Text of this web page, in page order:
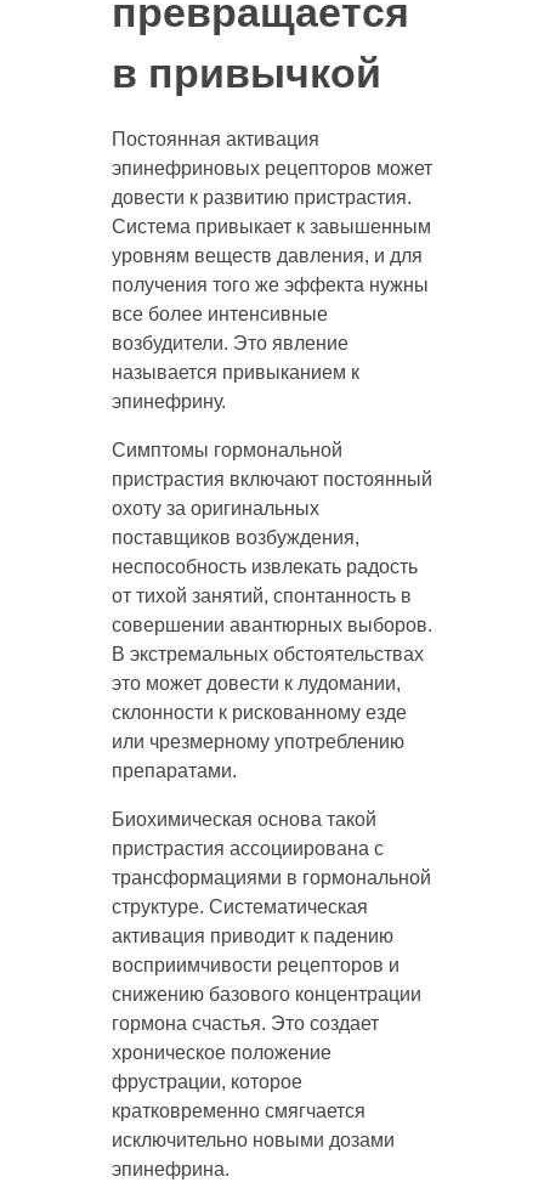
превращается
в привычкой
Постоянная активация
эпинефриновых рецепторов может
довести к развитию пристрастия.
Система привыкает к завышенным
уровням веществ давления, и для
получения того же эффекта нужны
все более интенсивные
возбудители. Это явление
называется привыканием к
эпинефрину.
Симптомы гормональной
пристрастия включают постоянный
охоту за оригинальных
поставщиков возбуждения,
неспособность извлекать радость
от тихой занятий, спонтанность в
совершении авантюрных выборов.
В экстремальных обстоятельствах
это может довести к лудомании,
склонности к рискованному езде
или чрезмерному употреблению
препаратами.
Биохимическая основа такой
пристрастия ассоциирована с
трансформациями в гормональной
структуре. Систематическая
активация приводит к падению
восприимчивости рецепторов и
снижению базового концентрации
гормона счастья. Это создает
хроническое положение
фрустрации, которое
кратковременно смягчается
исключительно новыми дозами
эпинефрина.